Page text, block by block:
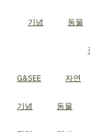
기념 동물
G&SEE 자연
기념 동물